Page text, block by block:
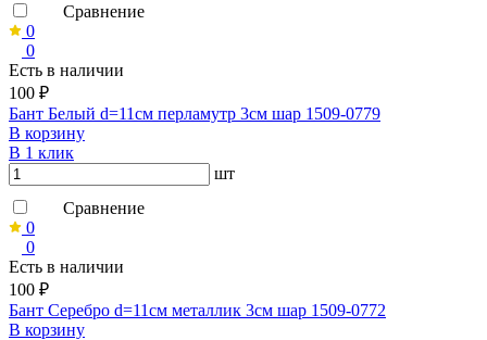
Сравнение
0
0
Есть в наличии
100 ₽
Бант Белый d=11см перламутр 3см шар 1509-0779
В корзину
В 1 клик
шт
Сравнение
0
0
Есть в наличии
100 ₽
Бант Серебро d=11см металлик 3см шар 1509-0772
В корзину